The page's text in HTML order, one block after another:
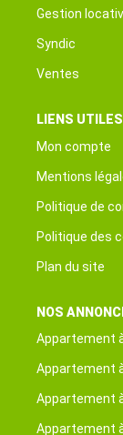
Gestion
Syndic
Ventes
LIENS UTILES
Mon compte
Mentions
Politique de
Politique des
Plan du site
NOS
Appartement
Appartement
Appartement
Appartement